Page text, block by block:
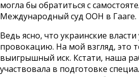
могла бы обратиться с
Международный суд ООН в Гааге.
Ведь ясно, что украинские власти
провокацию. На мой взгляд, это
выигрышный иск. Кстати, наша
участвовала в подготовке